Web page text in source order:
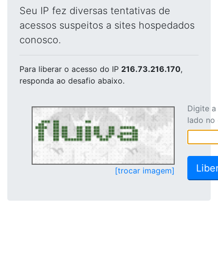
Seu IP fez diversas tentativas de
acessos suspeitos a sites hospedados
conosco.
Para liberar o acesso do IP 216.73.216.170,
responda ao desafio abaixo.
[trocar imagem]
Digite
lado no